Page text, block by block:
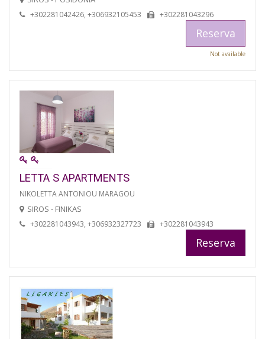
+302281042426, +306932105453 +302281043296
Reserva
Not available
LETTA S APARTMENTS
NIKOLETTA ANTONIOU MARAGOU
SIROS - FINIKAS
+302281043943, +306932327723 +302281043943
Reserva